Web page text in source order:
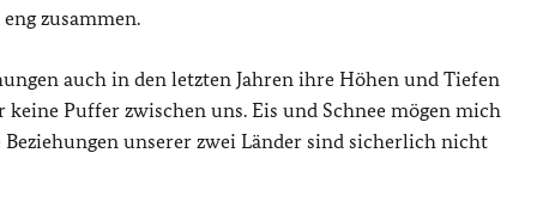
zusammen.
auch in den letzten Jahren ihre Höhen und Tiefen
Puffer zwischen uns. Eis und Schnee mögen mich
unserer zwei Länder sind sicherlich nicht